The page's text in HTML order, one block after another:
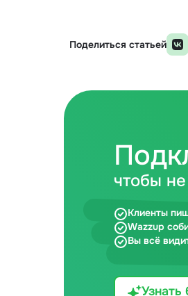
Поделиться статьей
чтобы
Клиенты
Wazzup
Вы всё